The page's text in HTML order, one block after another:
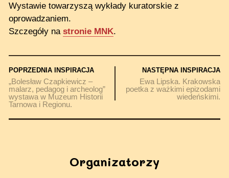
Wystawie towarzyszą wykłady kuratorskie z
oprowadzaniem.
Szczegóły na stronie MNK.
POPRZEDNIA INSPIRACJA
„Bolesław Czapkiewicz –
malarz, pedagog i archeolog”
wystawa w Muzeum Historii
Tarnowa i Regionu.
NASTĘPNA INSPIRACJA
Ewa Lipska. Krakowska
poetka z ważkimi epizodami
wiedeńskimi.
Organizatorzy